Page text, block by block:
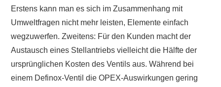
Erstens kann man es sich im Zusammenhang mit
Umweltfragen nicht mehr leisten, Elemente einfach
wegzuwerfen. Zweitens: Für den Kunden macht der
Austausch eines Stellantriebs vielleicht die Hälfte der
ursprünglichen Kosten des Ventils aus. Während bei
einem Definox-Ventil die OPEX-Auswirkungen gering